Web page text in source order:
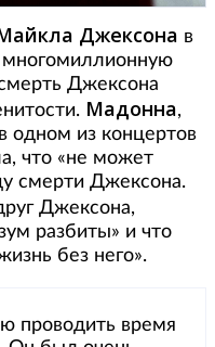
Джексона в
Джексона
Мадонна,
одном из концертов
что «не может
смерти Джексона.
Джексона,
разбиты» и что
без него».
проводить время